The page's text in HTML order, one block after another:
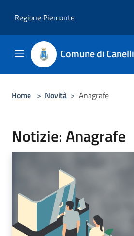
Regione Piemonte
Comune di Canelli
Home > Novità > Anagrafe
Notizie: Anagrafe